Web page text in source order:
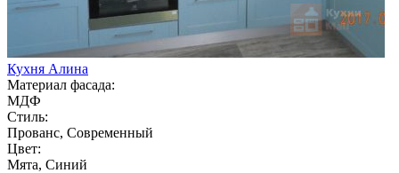
Кухня Алина
Материал фасада:
МДФ
Стиль:
Прованс, Современный
Цвет:
Мята, Синий